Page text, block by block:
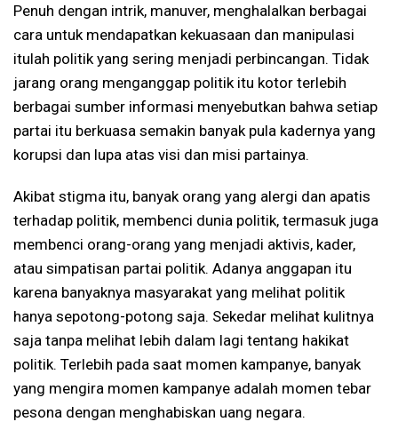
Penuh dengan intrik, manuver, menghalalkan berbagai
cara untuk mendapatkan kekuasaan dan manipulasi
itulah politik yang sering menjadi perbincangan. Tidak
jarang orang menganggap politik itu kotor terlebih
berbagai sumber informasi menyebutkan bahwa setiap
partai itu berkuasa semakin banyak pula kadernya yang
korupsi dan lupa atas visi dan misi partainya.
Akibat stigma itu, banyak orang yang alergi dan apatis
terhadap politik, membenci dunia politik, termasuk juga
membenci orang-orang yang menjadi aktivis, kader,
atau simpatisan partai politik. Adanya anggapan itu
karena banyaknya masyarakat yang melihat politik
hanya sepotong-potong saja. Sekedar melihat kulitnya
saja tanpa melihat lebih dalam lagi tentang hakikat
politik. Terlebih pada saat momen kampanye, banyak
yang mengira momen kampanye adalah momen tebar
pesona dengan menghabiskan uang negara.